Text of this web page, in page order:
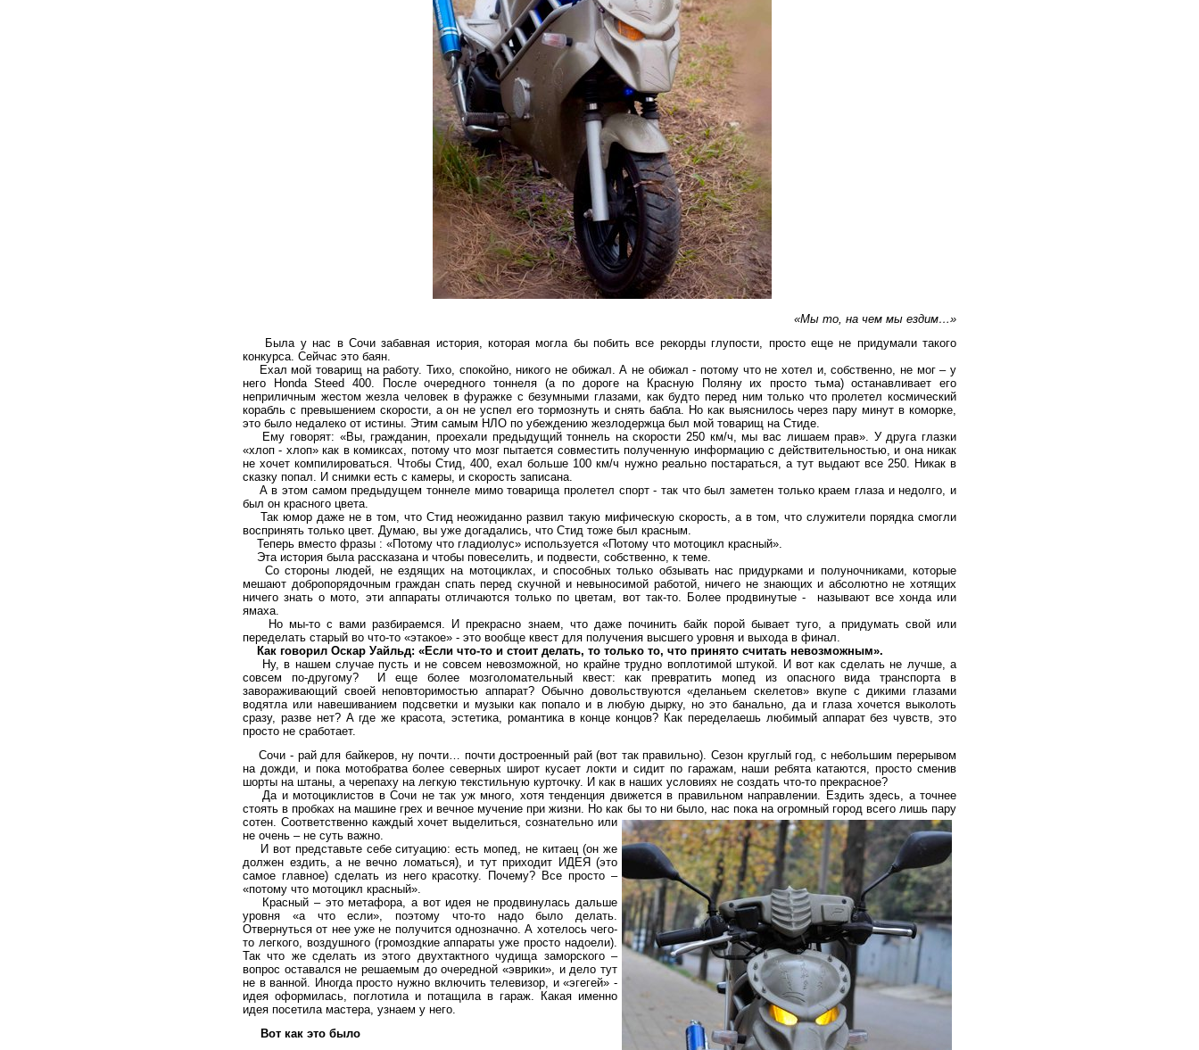
«Мы то, на чем мы ездим…»
Была у нас в Сочи забавная история, которая могла бы побить все рекорды глупости, просто еще не придумали такого
конкурса. Сейчас это баян.
Ехал мой товарищ на работу. Тихо, спокойно, никого не обижал. А не обижал - потому что не хотел и, собственно, не мог – у
него Honda Steed 400. После очередного тоннеля (а по дороге на Красную Поляну их просто тьма) останавливает его
неприличным жестом жезла человек в фуражке с безумными глазами, как будто перед ним только что пролетел космический
корабль с превышением скорости, а он не успел его тормознуть и снять бабла. Но как выяснилось через пару минут в коморке,
это было недалеко от истины. Этим самым НЛО по убеждению жезлодержца был мой товарищ на Стиде.
Ему говорят: «Вы, гражданин, проехали предыдущий тоннель на скорости 250 км/ч, мы вас лишаем прав». У друга глазки
«хлоп - хлоп» как в комиксах, потому что мозг пытается совместить полученную информацию с действительностью, и она никак
не хочет компилироваться. Чтобы Стид, 400, ехал больше 100 км/ч нужно реально постараться, а тут выдают все 250. Никак в
сказку попал. И снимки есть с камеры, и скорость записана.
А в этом самом предыдущем тоннеле мимо товарища пролетел спорт - так что был заметен только краем глаза и недолго, и
был он красного цвета.
Так юмор даже не в том, что Стид неожиданно развил такую мифическую скорость, а в том, что служители порядка смогли
воспринять только цвет. Думаю, вы уже догадались, что Стид тоже был красным.
Теперь вместо фразы : «Потому что гладиолус» используется «Потому что мотоцикл красный».
Эта история была рассказана и чтобы повеселить, и подвести, собственно, к теме.
Со стороны людей, не ездящих на мотоциклах, и способных только обзывать нас придурками и полуночниками, которые
мешают добропорядочным граждан спать перед скучной и невыносимой работой, ничего не знающих и абсолютно не хотящих
ничего знать о мото, эти аппараты отличаются только по цветам, вот так-то. Более продвинутые - называют все хонда или
ямаха.
Но мы-то с вами разбираемся. И прекрасно знаем, что даже починить байк порой бывает туго, а придумать свой или
переделать старый во что-то «этакое» - это вообще квест для получения высшего уровня и выхода в финал.
Как говорил Оскар Уайльд: «Если что-то и стоит делать, то только то, что принято считать невозможным».
Ну, в нашем случае пусть и не совсем невозможной, но крайне трудно воплотимой штукой. И вот как сделать не лучше, а
совсем по-другому? И еще более мозголомательный квест: как превратить мопед из опасного вида транспорта в
завораживающий своей неповторимостью аппарат? Обычно довольствуются «деланьем скелетов» вкупе с дикими глазами
водятла или навешиванием подсветки и музыки как попало и в любую дырку, но это банально, да и глаза хочется выколоть
сразу, разве нет? А где же красота, эстетика, романтика в конце концов? Как переделаешь любимый аппарат без чувств, это
просто не сработает.
Сочи - рай для байкеров, ну почти… почти достроенный рай (вот так правильно). Сезон круглый год, с небольшим перерывом
на дожди, и пока мотобратва более северных широт кусает локти и сидит по гаражам, наши ребята катаются, просто сменив
шорты на штаны, а черепаху на легкую текстильную курточку. И как в наших условиях не создать что-то прекрасное?
Да и мотоциклистов в Сочи не так уж много, хотя тенденция движется в правильном направлении. Ездить здесь, а точнее
стоять в пробках на машине грех и вечное мучение при жизни. Но как бы то ни было, нас пока на огромный город всего лишь пару
сотен. Соответственно каждый хочет выделиться, сознательно или
не очень – не суть важно.
И вот представьте себе ситуацию: есть мопед, не китаец (он же
должен ездить, а не вечно ломаться), и тут приходит ИДЕЯ (это
самое главное) сделать из него красотку. Почему? Все просто –
«потому что мотоцикл красный».
Красный – это метафора, а вот идея не продвинулась дальше
уровня «а что если», поэтому что-то надо было делать.
Отвернуться от нее уже не получится однозначно. А хотелось чего-
то легкого, воздушного (громоздкие аппараты уже просто надоели).
Так что же сделать из этого двухтактного чудища заморского –
вопрос оставался не решаемым до очередной «эврики», и дело тут
не в ванной. Иногда просто нужно включить телевизор, и «эгегей» -
идея оформилась, поглотила и потащила в гараж. Какая именно
идея посетила мастера, узнаем у него.
Вот как это было